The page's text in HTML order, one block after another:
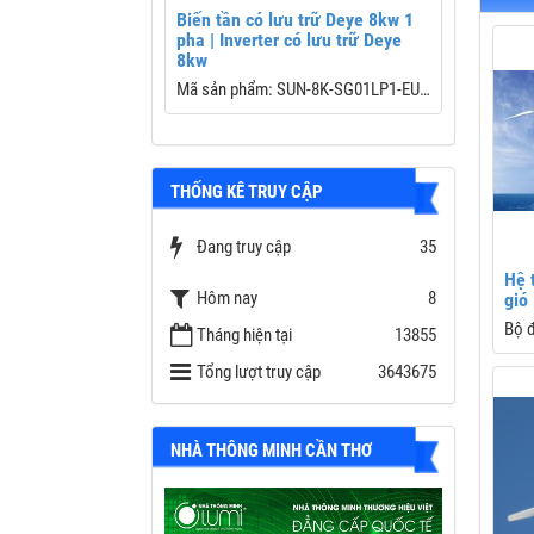
Hệ
gió
Bộ
tích
Biến tần có lưu trữ Deye 8kw 1
pha | Inverter có lưu trữ Deye
8kw
Mã sản phẩm: SUN-8K-SG01LP1-EU
Dải công suất: 8kW
Công nghệ: 3 pha
Chế độ: độc lập; bám tải; hòa lưới và
Bảo hành: 5 năm
Thương hiệu: DEYE
Biến
Biến
Hybrid –
Thương
Công
Điện áp
Dòng
Công
Bảo
Battery
THỐNG KÊ TRUY CẬP
Đang truy cập 35
Hôm nay
8
Tháng hiện tại
13855
Tổng lượt truy cập
3643675
NHÀ THÔNG MINH CẦN THƠ